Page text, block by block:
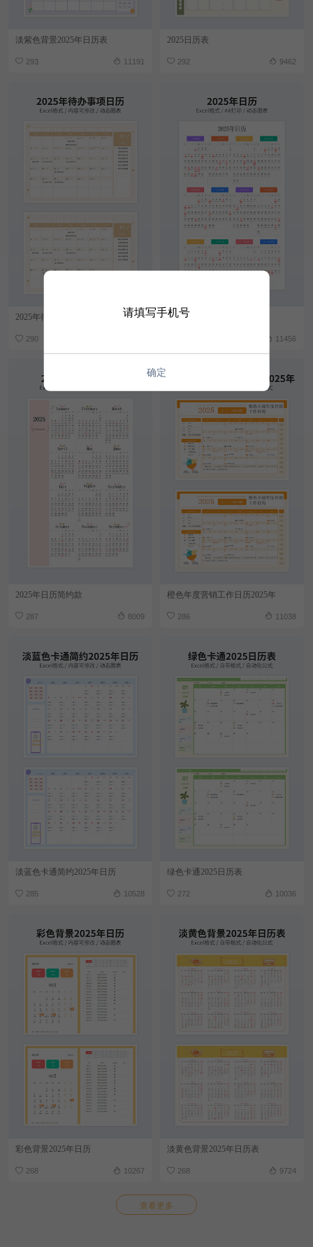
淡紫色背景2025年日历表
293 11191
2025日历表
292 9462
2025年待办事项日历
290
2025年日历
11456
2025年日历简约款
287 8009
橙色年度营销工作日历2025年
286 11038
淡蓝色卡通简约2025年日历
285 10528
绿色卡通2025日历表
272 10036
彩色背景2025年日历
268 10267
淡黄色背景2025年日历表
268 9724
查看更多
请填写手机号
确定